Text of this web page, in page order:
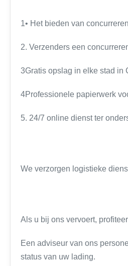
1• Het bieden van
2. Verzenders een
3Gratis opslag in elke stad in
4Professionele papierwerk
5. 24/7 online dienst ter
We verzorgen logistieke
Als u bij ons vervoert,
Een adviseur van ons
status van uw lading.